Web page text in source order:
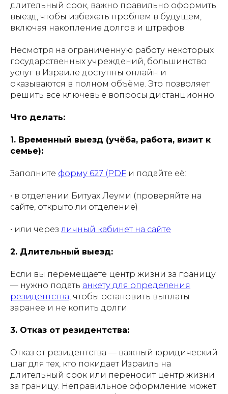
длительный срок, важно правильно оформить
выезд, чтобы избежать проблем в будущем,
включая накопление долгов и штрафов.
Несмотря на ограниченную работу некоторых
государственных учреждений, большинство
услуг в Израиле доступны онлайн и
оказываются в полном объёме. Это позволяет
решить все ключевые вопросы дистанционно.
Что делать:
1. Временный выезд (учёба, работа, визит к
семье):
Заполните форму 627 (PDF и подайте её:
• в отделении Битуах Леуми (проверяйте на
сайте, открыто ли отделение)
• или через личный кабинет на сайте
2. Длительный выезд:
Если вы перемещаете центр жизни за границу
— нужно подать анкету для определения
резидентства, чтобы остановить выплаты
заранее и не копить долги.
3. Отказ от резидентства:
Отказ от резидентства — важный юридический
шаг для тех, кто покидает Израиль на
длительный срок или переносит центр жизни
за границу. Неправильное оформление может